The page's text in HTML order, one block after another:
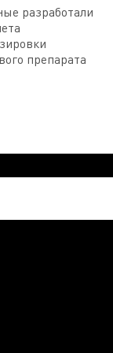
разработали
препарата